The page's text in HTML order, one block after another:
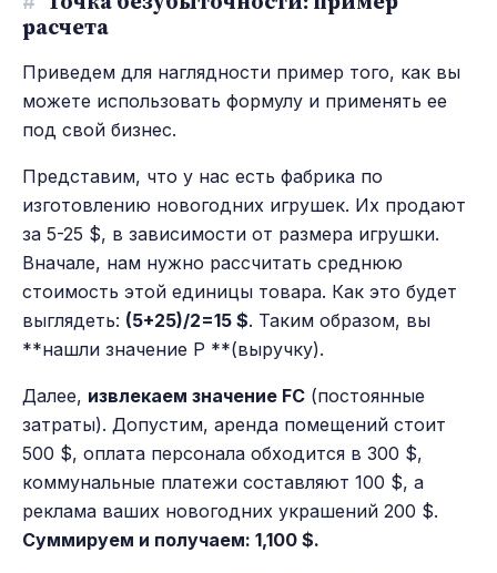
расчета
Приведем для наглядности пример того, как вы
можете использовать формулу и применять ее
под свой бизнес.
Представим, что у нас есть фабрика по
изготовлению новогодних игрушек. Их продают
за 5-25 $, в зависимости от размера игрушки.
Вначале, нам нужно рассчитать среднюю
стоимость этой единицы товара. Как это будет
выглядеть: (5+25)/2=15 $. Таким образом, вы
**нашли значение P **(выручку).
Далее, извлекаем значение FC (постоянные
затраты). Допустим, аренда помещений стоит
500 $, оплата персонала обходится в 300 $,
коммунальные платежи составляют 100 $, а
реклама ваших новогодних украшений 200 $.
Суммируем и получаем: 1,100 $.